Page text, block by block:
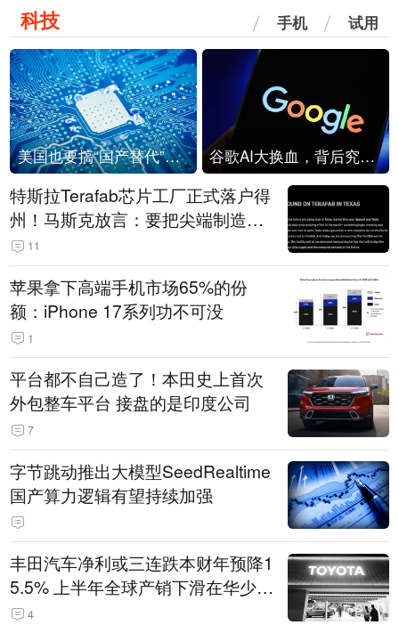
科技 手机 试用
美国也要搞“国产替代”？先算清三笔账 谷歌AI大换血，背后究竟发生了什么？
特斯拉Terafab芯片工厂正式落户得
州！马斯克放言：要把尖端制造带
回美国
11
苹果拿下高端手机市场65%的份
额：iPhone 17系列功不可没
1
平台都不自己造了！本田史上首次
外包整车平台 接盘的是印度公司
7
字节跳动推出大模型SeedRealtime
国产算力逻辑有望持续加强
丰田汽车净利或三连跌本财年预降1
5.5% 上半年全球产销下滑在华少卖
14.3万辆
4